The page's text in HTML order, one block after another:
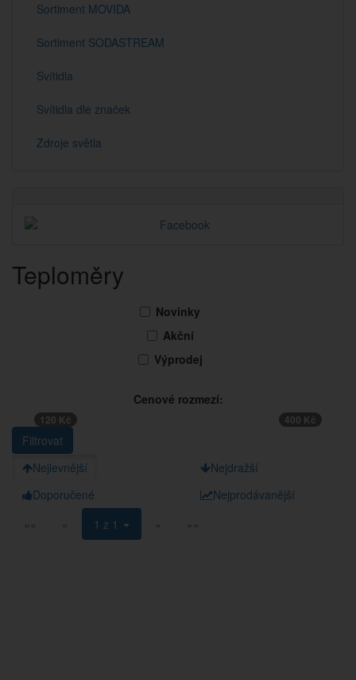
Sortiment MOVIDA
Sortiment SODASTREAM
Svítidla
Svítidla dle značek
Zdroje světla
Teploměry
Novinky
Akční
Výprodej
Cenové rozmezí:
120 Kč 400 Kč
Nejlevnější
Nejdražší
Doporučené
Nejprodávanější
««
« 1 z 1 » »»